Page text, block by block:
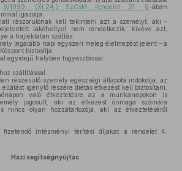
9/1999. (XI.24.) SzCsM rendelet 21. §-ában
igazolja.
rászorulónak kell tekinteni azt a személyt, aki -
lakóhellyel nem rendelkezik, kivéve azt,
a hajléktalan szállás.
legalább napi egyszeri meleg élelmezést jelent – a
biztosítja
egyidejű helyben fogyasztással
szállítással.
részesülő személy egészségi állapota indokolja, az
igénylő részére diétás étkezést kell biztosítani.
való étkeztetésre az a munkanapokon is
jogosult, aki az étkezést önmaga számára
nincs olyan hozzátartozója, aki az étkeztetéséről
fizetendő intézményi térítési díjakat a rendelet 4.
Házi segítségnyújtás